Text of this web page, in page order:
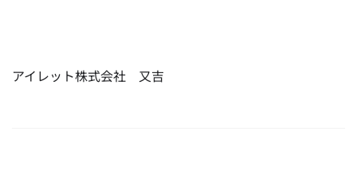
アイレット株式会社 又吉